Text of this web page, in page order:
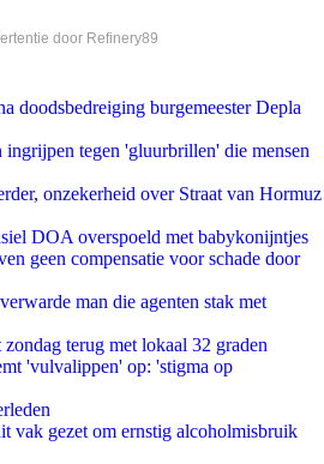
door Refinery89
doodsbedreiging burgemeester Depla
tegen 'gluurbrillen' die mensen
onzekerheid over Straat van Hormuz
DOA overspoeld met babykonijntjes
geen compensatie voor schade door
man die agenten stak met
terug met lokaal 32 graden
'vulvalippen' op: 'stigma op
vak gezet om ernstig alcoholmisbruik